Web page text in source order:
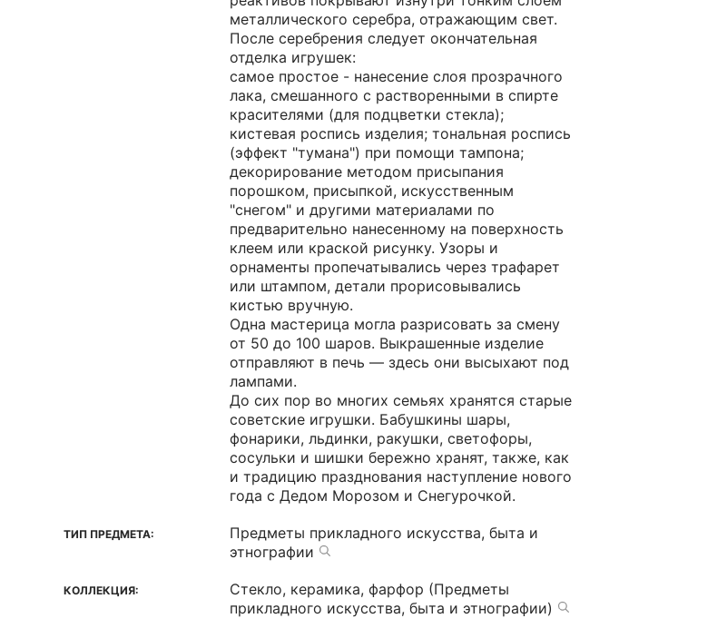
металлического серебра, отражающим свет.
После серебрения следует окончательная
отделка игрушек:
самое простое - нанесение слоя прозрачного
лака, смешанного с растворенными в спирте
красителями (для подцветки стекла);
кистевая роспись изделия; тональная роспись
(эффект "тумана") при помощи тампона;
декорирование методом присыпания
порошком, присыпкой, искусственным
"снегом" и другими материалами по
предварительно нанесенному на поверхность
клеем или краской рисунку. Узоры и
орнаменты пропечатывались через трафарет
или штампом, детали прорисовывались
кистью вручную.
Одна мастерица могла разрисовать за смену
от 50 до 100 шаров. Выкрашенные изделие
отправляют в печь — здесь они высыхают под
лампами.
До сих пор во многих семьях хранятся старые
советские игрушки. Бабушкины шары,
фонарики, льдинки, ракушки, светофоры,
сосульки и шишки бережно хранят, также, как
и традицию празднования наступление нового
года с Дедом Морозом и Снегурочкой.
ТИП ПРЕДМЕТА:
Предметы прикладного искусства, быта и
этнографии
КОЛЛЕКЦИЯ:
Стекло, керамика, фарфор (Предметы
прикладного искусства, быта и этнографии)